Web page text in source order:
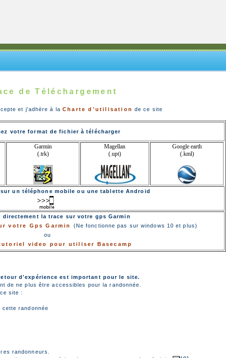
de Téléchargement
et j'adhère à la Charte d'utilisation de ce site
votre format de fichier à télécharger
Garmin
(.trk)
Magellan
(.upt)
Google earth
(.kml)
un téléphone mobile ou une tablette Android
directement la trace sur votre gps Garmin
votre Gps Garmin (Ne fonctionne pas sur windows 10 et plus)
ou
video pour utiliser Basecamp
d'expérience est important pour le site.
de ne plus être accessibles pour la randonnée.
site :
cette randonnée
randonneurs.